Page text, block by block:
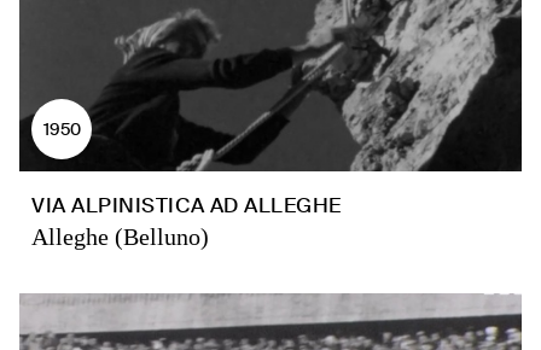
1950
VIA ALPINISTICA AD ALLEGHE
Alleghe (Belluno)